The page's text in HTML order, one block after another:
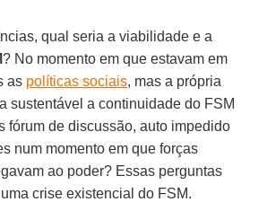
qual seria a viabilidade e a
? No momento em que estavam em
as políticas sociais, mas a própria
sustentável a continuidade do FSM
fórum de discussão, auto impedido
num momento em que forças
ao poder? Essas perguntas
crise existencial do FSM.